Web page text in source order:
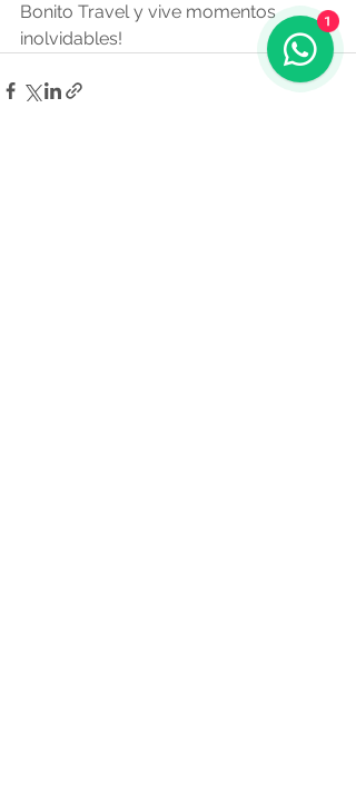
Bonito Travel y vive momentos
inolvidables!
1